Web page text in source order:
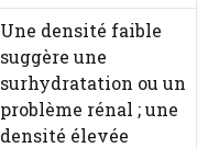
Une densité faible
suggère une
surhydratation ou un
problème rénal ; une
densité élevée